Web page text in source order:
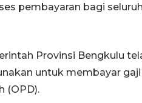
pembayaran bagi
Provinsi Bengkulu
untuk membayar gaji
(OPD).